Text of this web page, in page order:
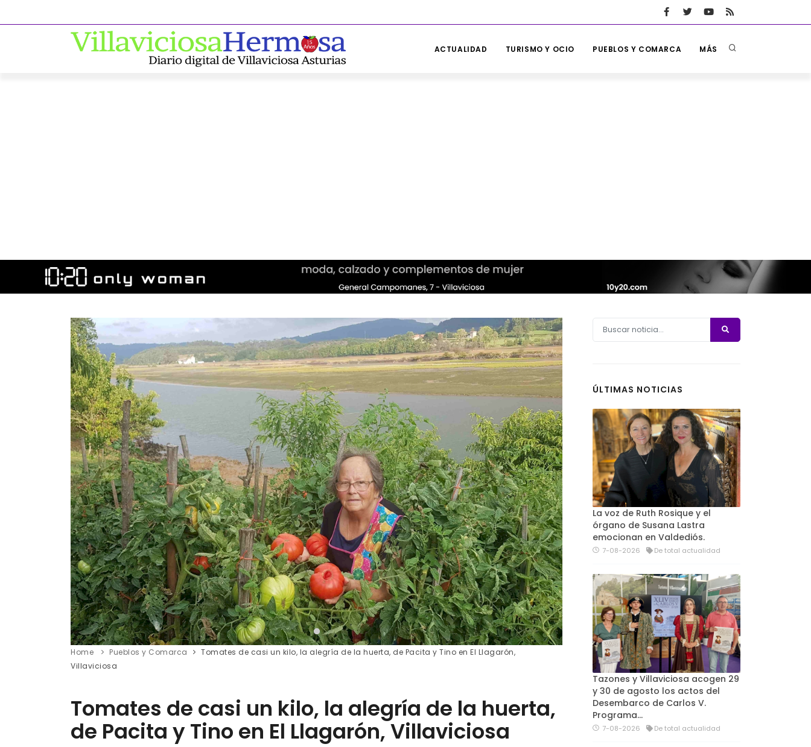
ACTUALIDAD TURISMO Y OCIO PUEBLOS Y COMARCA MÁS
Home Pueblos y Comarca
Tomates de casi un kilo, la alegría de la huerta, de Pacita y Tino en El Llagarón,
Villaviciosa
Tomates de casi un kilo, la alegría de la huerta,
de Pacita y Tino en El Llagarón, Villaviciosa
ÚLTIMAS NOTICIAS
La voz de Ruth Rosique y el
órgano de Susana Lastra
emocionan en Valdediós.
7-08-2026 De total actualidad
Tazones y Villaviciosa acogen 29
y 30 de agosto los actos del
Desembarco de Carlos V.
Programa…
7-08-2026 De total actualidad